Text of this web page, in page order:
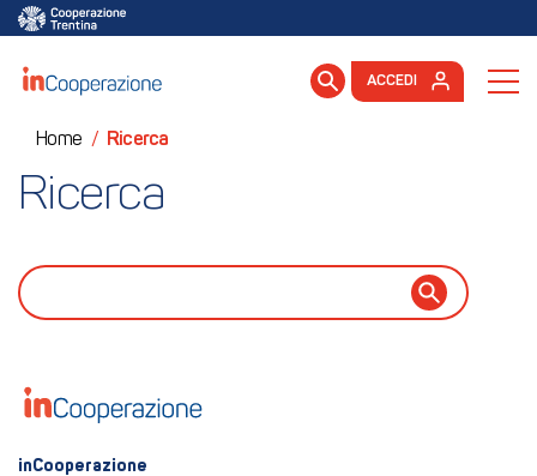
ACCEDI
Home / Ricerca
Ricerca
inCooperazione